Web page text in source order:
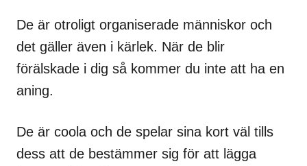
De är otroligt organiserade människor och
det gäller även i kärlek. När de blir
förälskade i dig så kommer du inte att ha en
aning.
De är coola och de spelar sina kort väl tills
dess att de bestämmer sig för att lägga